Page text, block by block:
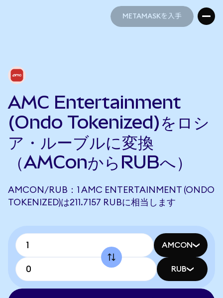
METAMASKを入手
AMC Entertainment
(Ondo Tokenized)をロシ
ア・ルーブルに変換
（AMConからRUBへ）
AMCON/RUB：1 AMC ENTERTAINMENT (ONDO
TOKENIZED)は211.7157 RUBに相当します
AMCON
RUB